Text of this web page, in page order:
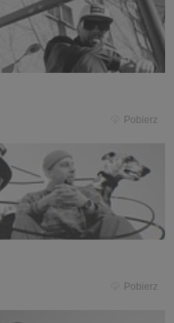
Pobierz
Pobierz